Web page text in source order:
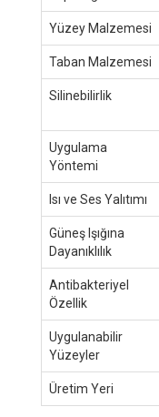
Yüzey Malzemesi
Taban Malzemesi
Silinebilirlik
Uygulama
Yöntemi
Isı ve Ses Yalıtımı
Güneş Işığına
Dayanıklılık
Antibakteriyel
Özellik
Uygulanabilir
Yüzeyler
Üretim Yeri